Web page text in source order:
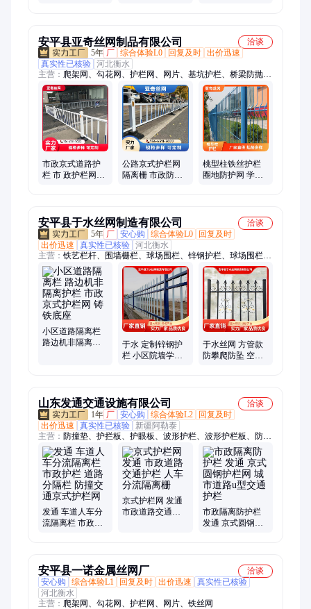
安平县亚奇丝网制品有限公司
洽谈
5年 厂 综合体验L0 回复及时 出价迅速
真实性已核验 河北衡水
主营： 爬架网、勾花网、护栏网、网片、基坑护栏、桥梁防抛
网、冲孔网、钢板网、铁路护栏网、防风抑尘网、钢丝网、电梯
安全门、装配式围挡、施工围挡
市政京式道路护
栏 市 政护栏网厂
公路京式护栏网
隔离栅 市政防撞
桃型柱铁丝护栏
圈地防护网 学校
安平县于水丝网制造有限公司
洽谈
5年 厂 安心购 综合体验L0
回复及时
出价迅速
真实性已核验 河北衡水
主营： 铁艺栏杆、围墙栅栏、球场围栏、锌钢护栏、球场围栏
网、球场围网、围墙护栏、铁艺护栏、小区围栏
小区道路隔离栏
路边机非隔离护
于水 定制锌钢护
栏 小区院墙学校
于水丝网 方管款
防攀爬防坠 空调
山东发通交通设施有限公司
洽谈
1年 厂 安心购 综合体验L2
回复及时
出价迅速
真实性已核验
新疆阿勒泰
主营： 防撞垫、护拦板、护眼板、波形护栏、波形护栏板、防护
栏、护栏立柱、安全护栏、防护护栏、双波护栏、梁钢护栏、减
震护栏、防撞护栏、桥梁护栏、道路护栏、护栏支架、护栏钢
板、山崖护栏、防眩板、遮光板、防撞栏、防撞设施、防撞围
栏、钢板围栏、防撞钢板
发通 车道人车分
流隔离栏 市政护
京式护栏网 发通
市政道路交通护
市政隔离防护栏
发通 京式圆钢护
安平县一诺金属丝网厂
洽谈
安心购
综合体验L1 回复及时 出价迅速
真实性已核验
河北衡水
主营： 爬架网、勾花网、护栏网、网片、铁丝网